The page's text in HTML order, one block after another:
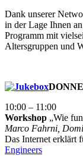
Dank unserer
in der Lage Ihnen
Programm mit
Altersgruppen und
10:00 – 11:00
Workshop „Wie
Marco Fahrni,
Das Internet erklärt
Engineers